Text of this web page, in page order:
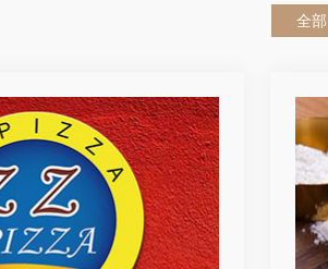
全部